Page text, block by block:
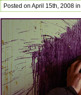
Posted on April 15th, 2008 in